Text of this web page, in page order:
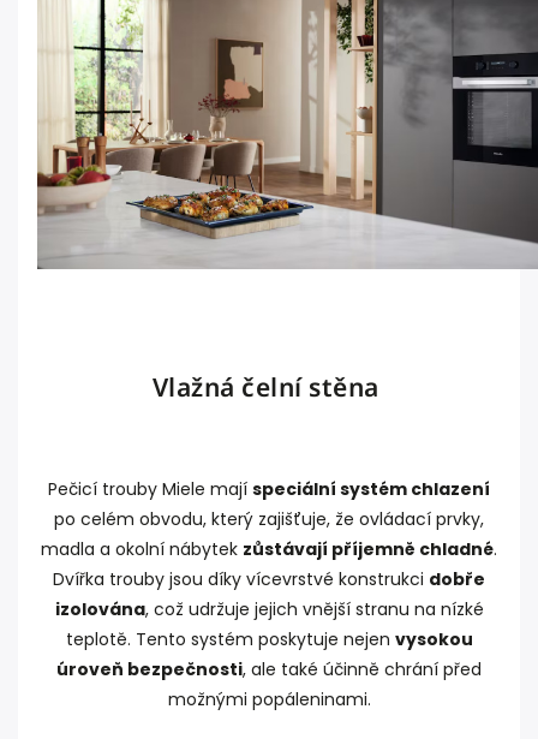
Vlažná čelní stěna
Pečicí trouby Miele mají speciální systém chlazení
po celém obvodu, který zajišťuje, že ovládací prvky,
madla a okolní nábytek zůstávají příjemně chladné.
Dvířka trouby jsou díky vícevrstvé konstrukci dobře
izolována, což udržuje jejich vnější stranu na nízké
teplotě. Tento systém poskytuje nejen vysokou
úroveň bezpečnosti, ale také účinně chrání před
možnými popáleninami.